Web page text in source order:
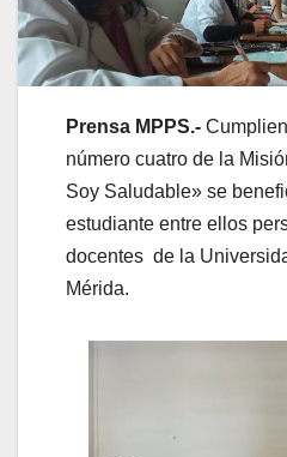
Prensa MPPS.-
número cuatro de la
Soy Saludable» se
estudiante entre ellos
docentes de la
Mérida.